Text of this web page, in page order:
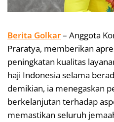
Berita Golkar– Anggota
Praratya, memberikan
peningkatan kualitas
haji Indonesia selama
demikian, ia menegaskan
berkelanjutan terhadap
memastikan seluruh